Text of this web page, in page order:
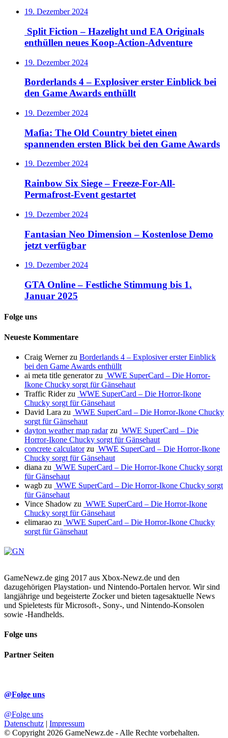
19. Dezember 2024
Split Fiction – Hazelight und EA Originals
enthüllen neues Koop-Action-Adventure
19. Dezember 2024
Borderlands 4 – Explosiver erster Einblick bei
den Game Awards enthüllt
19. Dezember 2024
Mafia: The Old Country bietet einen
spannenden ersten Blick bei den Game Awards
19. Dezember 2024
Rainbow Six Siege – Freeze-For-All-
Permafrost-Event gestartet
19. Dezember 2024
Fantasian Neo Dimension – Kostenlose Demo
jetzt verfügbar
19. Dezember 2024
GTA Online – Festliche Stimmung bis 1.
Januar 2025
Folge uns
Neueste Kommentare
Craig Wernerzu Borderlands 4 – Explosiver erster Einblick
bei den Game Awards enthüllt
ai meta title generatorzu WWE SuperCard – Die Horror-
Ikone Chucky sorgt für Gänsehaut
Traffic Riderzu WWE SuperCard – Die Horror-Ikone
Chucky sorgt für Gänsehaut
David Lara zu WWE SuperCard – Die Horror-Ikone Chucky
sorgt für Gänsehaut
dayton weather map radarzu WWE SuperCard – Die
Horror-Ikone Chucky sorgt für Gänsehaut
concrete calculatorzu WWE SuperCard – Die Horror-Ikone
Chucky sorgt für Gänsehaut
diana zu WWE SuperCard – Die Horror-Ikone Chucky sorgt
für Gänsehaut
wagb zu WWE SuperCard – Die Horror-Ikone Chucky sorgt
für Gänsehaut
Vince Shadow zu WWE SuperCard – Die Horror-Ikone
Chucky sorgt für Gänsehaut
elimarao zu WWE SuperCard – Die Horror-Ikone Chucky
sorgt für Gänsehaut
GameNewz.de ging 2017 aus Xbox-Newz.de und den
dazugehörigen Playstation- und Nintendo-Portalen hervor. Wir sind
langjährige und begeisterte Zocker und bieten tagesaktuelle News
und Spieletests für Microsoft-, Sony-, und Nintendo-Konsolen
sowie -Handhelds.
Folge uns
Partner Seiten
@Folge uns
@Folge uns
Datenschutz | Impressum
© Copyright 2026 GameNewz.de - Alle Rechte vorbehalten.